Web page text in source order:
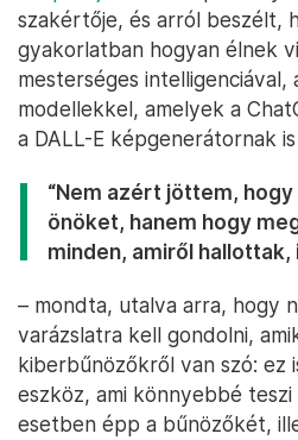
szakértője, és arról beszélt,
gyakorlatban hogyan élnek
mesterséges intelligenciával,
modellekkel, amelyek a
a DALL-E képgenerátornak
“Nem azért jöttem,
önöket, hanem hogy
minden, amiről hallottak,
– mondta, utalva arra, hogy
varázslatra kell gondolni,
kiberbűnözőkről van szó: ez
eszköz, ami könnyebbé
esetben épp a bűnözőkét,